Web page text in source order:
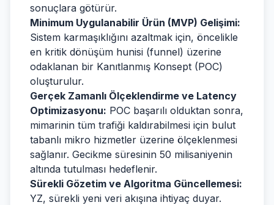
sonuçlara götürür.
Minimum Uygulanabilir Ürün (MVP) Gelişimi:
Sistem karmaşıklığını azaltmak için, öncelikle
en kritik dönüşüm hunisi (funnel) üzerine
odaklanan bir Kanıtlanmış Konsept (POC)
oluşturulur.
Gerçek Zamanlı Ölçeklendirme ve Latency
Optimizasyonu: POC başarılı olduktan sonra,
mimarinin tüm trafiği kaldırabilmesi için bulut
tabanlı mikro hizmetler üzerine ölçeklenmesi
sağlanır. Gecikme süresinin 50 milisaniyenin
altında tutulması hedeflenir.
Sürekli Gözetim ve Algoritma Güncellemesi:
YZ, sürekli yeni veri akışına ihtiyaç duyar.